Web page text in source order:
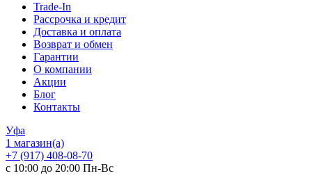
Trade-In
Рассрочка и кредит
Доставка и оплата
Возврат и обмен
Гарантии
О компании
Акции
Блог
Контакты
Уфа
1 магазин(а)
+7 (917) 408-08-70
с 10:00 до 20:00 Пн-Вс